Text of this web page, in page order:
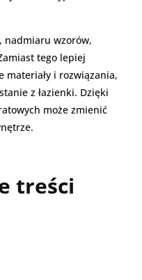
nadmiaru wzorów,
tego lepiej
materiały i rozwiązania,
z łazienki. Dzięki
może zmienić
treści